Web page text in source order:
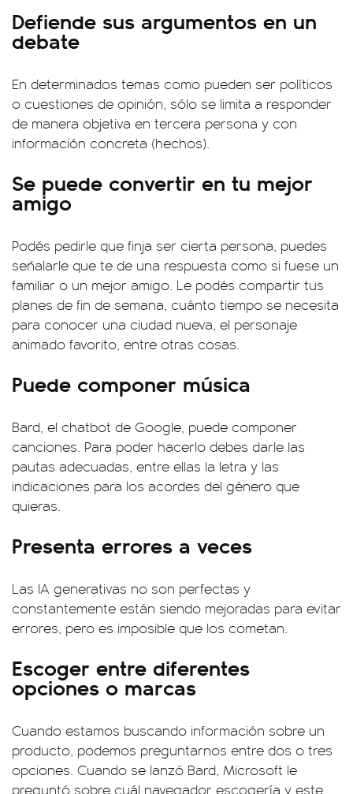
Defiende sus argumentos en un
debate
En determinados temas como pueden ser políticos
o cuestiones de opinión, sólo se limita a responder
de manera objetiva en tercera persona y con
información concreta (hechos).
Se puede convertir en tu mejor
amigo
Podés pedirle que finja ser cierta persona, puedes
señalarle que te de una respuesta como si fuese un
familiar o un mejor amigo. Le podés compartir tus
planes de fin de semana, cuánto tiempo se necesita
para conocer una ciudad nueva, el personaje
animado favorito, entre otras cosas.
Puede componer música
Bard, el chatbot de Google, puede componer
canciones. Para poder hacerlo debes darle las
pautas adecuadas, entre ellas la letra y las
indicaciones para los acordes del género que
quieras.
Presenta errores a veces
Las IA generativas no son perfectas y
constantemente están siendo mejoradas para evitar
errores, pero es imposible que los cometan.
Escoger entre diferentes
opciones o marcas
Cuando estamos buscando información sobre un
producto, podemos preguntarnos entre dos o tres
opciones. Cuando se lanzó Bard, Microsoft le
preguntó sobre cuál navegador escogería y este